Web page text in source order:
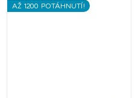
AŽ 1200 POTÁHNUTÍ!